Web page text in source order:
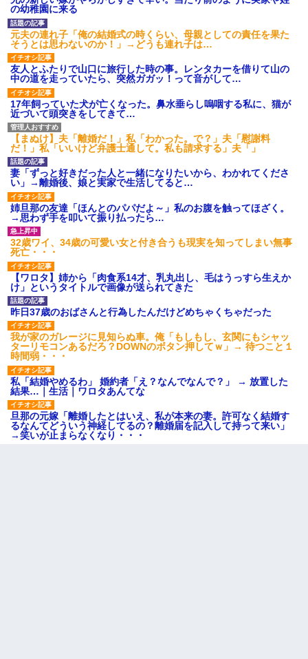
ワマン頂き女子のこの動画、す
げえええええｗｗｗｗｗｗｗｗ
ｗｗｗ
【愕然】白のクラウン俺氏、
高速道路左車線を制限速度で走
った結果wwwwwwwwwwww
百年の恋12-899 食べた量を
張り合ってくる
【悲報】佐藤輝明・・・２軍
でも盛大にやらかす←あまり悲
しませないでくれ
の幼稚園に来る
元夫の連れ子「俺の結婚式の時くらい、母親としての責任を果た
そうとは思わないのか！」→どうも連れ子は…
友人とふたりで山口に旅行した時の事。レンタカーを借りて山の
中の道を走っていたら、突然ガガッ！って音がして…
17年飼っていた犬が亡くなった。鼻水垂らし嗚咽する私に、猫が
近づいて頭突きをしてきて…
【まぬけ】夫「離婚だ！」私「わかった。で？」夫「慰謝料
だ！」私「いいけど弁護士通して。私も請求する」夫「」
妻「ずっと好きだった人と一緒になりたいから、わかれてくださ
い」→離婚後、娘と実家で生活してると…
姉旦那の友達「ほんとのパパだよ～」私のお腹を触ってほざく。
→思わず手を叩いて振り払ったら…
32歳ワイ、34歳の可愛い女と付き合うも現実を知ってしまい無事
死亡・・・
【ワロタ】姉から「肉食系14才、乳丸出し、毛はうっすら生えか
け」というタイトルで画像が送られてきた
昨日37歳のおばさんと行為したんだけどめちゃくちゃだった
我が家のガレージに見知らぬ車。俺「もしもし、玄関にもシャッ
ターリモコンあるだろ？DOWNのボタン押してｗ」→ 待つこと１
時間弱・・・
私「結婚やめるわ」 婚約者「え？なんでなんで？」 → 放置した
結果…｜生活｜ワロタあんてな
旦那の元嫁「離婚したとはいえ、私が本来の妻。許可なく結婚す
るなんてどういう神経してるの？離婚届を記入して持って来い」
→笑いが止まらなくなり・・・